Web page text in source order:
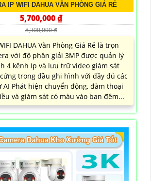
IP WIFI DAHUA VĂN PHÒNG GIÁ RẺ
5,700,000 ₫
8,300,000 ₫
DAHUA Văn Phòng Giá Rẻ là trọn
với độ phân giải 3MP được quản lý
4 kênh Ip và lưu trữ video giám sát
trong đầu ghi hình với đầy đủ các
Phát hiện chuyển động, đàm thoại
và giám sát có màu vào ban đêm...